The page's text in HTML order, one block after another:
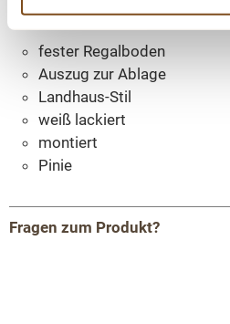
fester Regalboden
Auszug zur Ablage
Landhaus-Stil
weiß lackiert
montiert
Pinie
Fragen zum Produkt?